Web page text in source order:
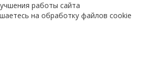
работы сайта
на обработку файлов cookie